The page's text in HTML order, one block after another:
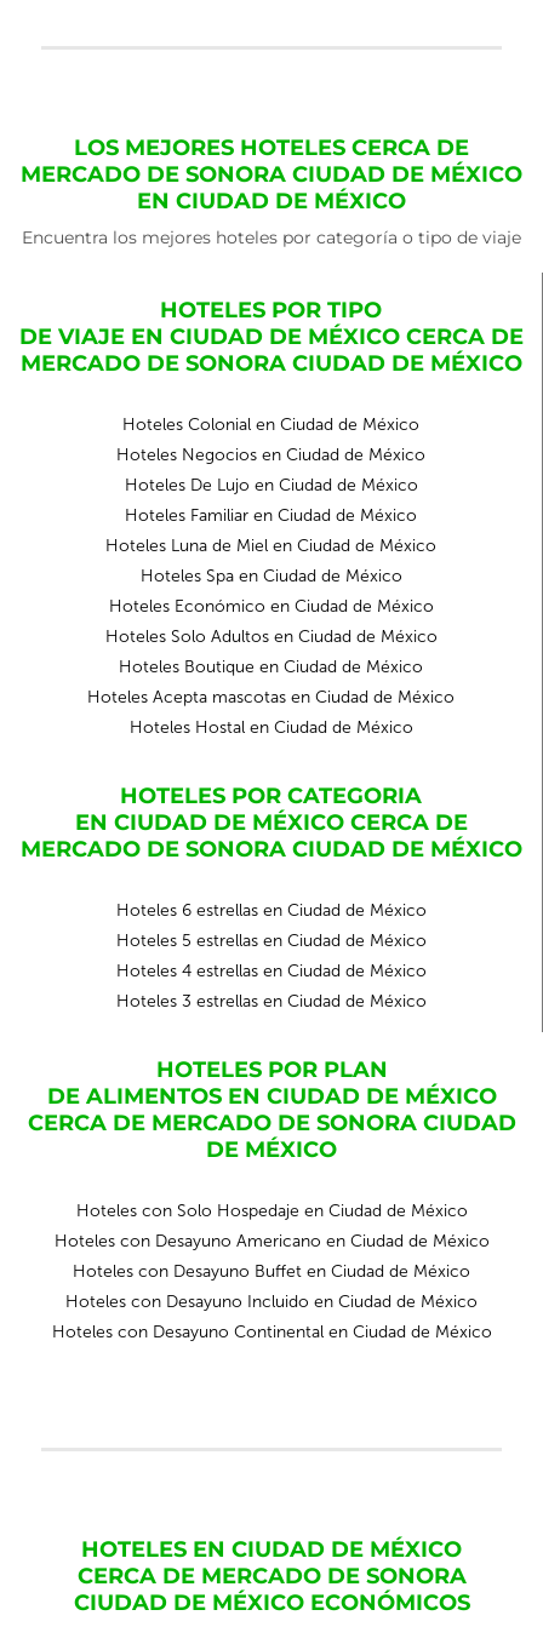
LOS MEJORES HOTELES CERCA DE
MERCADO DE SONORA CIUDAD DE MÉXICO
EN CIUDAD DE MÉXICO
Encuentra los mejores hoteles por categoría o tipo de viaje
HOTELES POR TIPO
DE VIAJE EN CIUDAD DE MÉXICO CERCA DE
MERCADO DE SONORA CIUDAD DE MÉXICO
Hoteles Colonial en Ciudad de México
Hoteles Negocios en Ciudad de México
Hoteles De Lujo en Ciudad de México
Hoteles Familiar en Ciudad de México
Hoteles Luna de Miel en Ciudad de México
Hoteles Spa en Ciudad de México
Hoteles Económico en Ciudad de México
Hoteles Solo Adultos en Ciudad de México
Hoteles Boutique en Ciudad de México
Hoteles Acepta mascotas en Ciudad de México
Hoteles Hostal en Ciudad de México
HOTELES POR CATEGORIA
EN CIUDAD DE MÉXICO CERCA DE
MERCADO DE SONORA CIUDAD DE MÉXICO
Hoteles 6 estrellas en Ciudad de México
Hoteles 5 estrellas en Ciudad de México
Hoteles 4 estrellas en Ciudad de México
Hoteles 3 estrellas en Ciudad de México
HOTELES POR PLAN
DE ALIMENTOS EN CIUDAD DE MÉXICO
CERCA DE MERCADO DE SONORA CIUDAD
DE MÉXICO
Hoteles con Solo Hospedaje en Ciudad de México
Hoteles con Desayuno Americano en Ciudad de México
Hoteles con Desayuno Buffet en Ciudad de México
Hoteles con Desayuno Incluido en Ciudad de México
Hoteles con Desayuno Continental en Ciudad de México
HOTELES EN CIUDAD DE MÉXICO
CERCA DE MERCADO DE SONORA
CIUDAD DE MÉXICO ECONÓMICOS